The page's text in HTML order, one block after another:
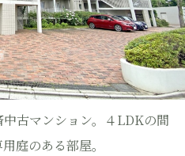
古マンション。４LDKの間
庭のある部屋。